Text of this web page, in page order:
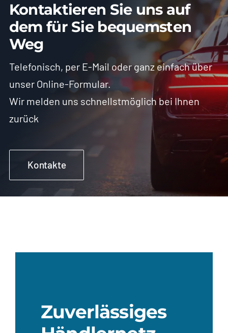
Kontaktieren Sie uns auf
dem für Sie bequemsten
Weg
Telefonisch, per E-Mail oder ganz einfach über
unser Online-Formular.
Wir melden uns schnellstmöglich bei Ihnen
zurück
Kontakte
Zuverlässiges